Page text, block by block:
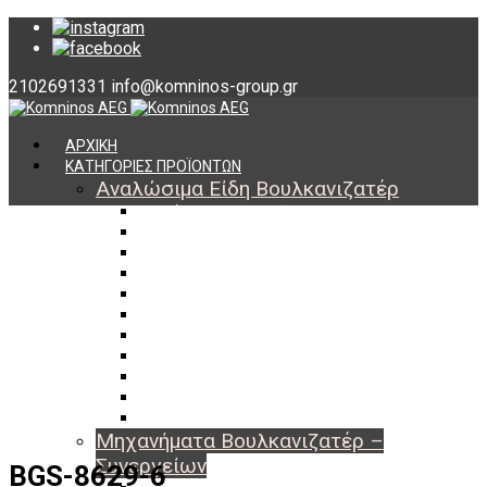
2102691331 info@komninos-group.gr
ΑΡΧΙΚΗ
ΚΑΤΗΓΟΡΙΕΣ ΠΡΟΪΟΝΤΩΝ
Αναλώσιμα Είδη Βουλκανιζατέρ
Μηχανήματα Βουλκανιζατέρ –
Συνεργείων
BGS-8629-6